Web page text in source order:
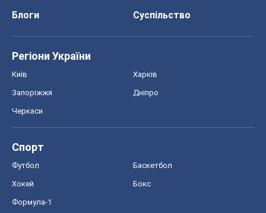
Блоги
Суспільство
Регіони України
Київ Харків
Запоріжжя Дніпро
Черкаси
Спорт
Футбол Баскетбол
Хокей Бокс
Формула-1